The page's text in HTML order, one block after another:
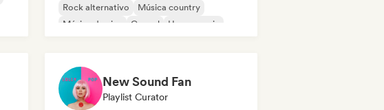
Rock alternativo
Música country
Música de cine
Gospel
House music
New Sound Fan
Playlist Curator